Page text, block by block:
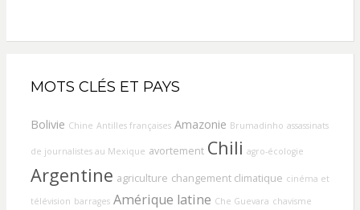
MOTS CLÉS ET PAYS
Bolivie Chine Antilles françaises Amazonie Brumadinho assassinats
de journalistes au Mexique avortement Chili agro-écologie
Argentine agriculture changement climatique cinéma et
télévision barrages Amérique latine Che Guevara chavisme